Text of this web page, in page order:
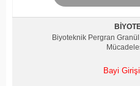
Biyoteknik Pergran
Bayi Girişi